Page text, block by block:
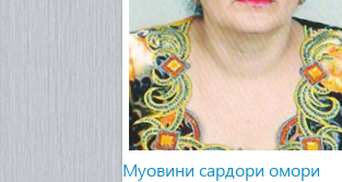
Муовини сардори омори